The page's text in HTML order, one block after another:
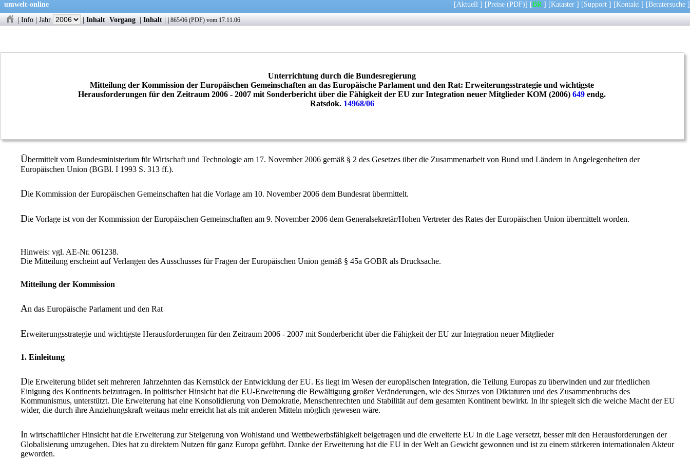
umwelt-online [Aktuell ] [Preise (PDF)] [BR ] [Kataster ] [Support ] [Kontakt ] [Beratersuche ]
| Info | Jahr | Inhalt Vorgang | Inhalt | 865/06 (PDF) vom 17.11.06
Unterrichtung durch die Bundesregierung
Mitteilung der Kommission der Europäischen Gemeinschaften an das Europäische Parlament und den Rat: Erweiterungsstrategie und wichtigste
Herausforderungen für den Zeitraum 2006 - 2007 mit Sonderbericht über die Fähigkeit der EU zur Integration neuer Mitglieder KOM (2006)649 endg.
Ratsdok. 14968/06
Übermittelt vom Bundesministerium für Wirtschaft und Technologie am 17. November 2006 gemäß § 2 des Gesetzes über die Zusammenarbeit von Bund und Ländern in Angelegenheiten der
Europäischen Union (BGBl. I 1993 S. 313 ff.).
Die Kommission der Europäischen Gemeinschaften hat die Vorlage am 10. November 2006 dem Bundesrat übermittelt.
Die Vorlage ist von der Kommission der Europäischen Gemeinschaften am 9. November 2006 dem Generalsekretär/Hohen Vertreter des Rates der Europäischen Union übermittelt worden.
Hinweis: vgl. AE-Nr. 061238.
Die Mitteilung erscheint auf Verlangen des Ausschusses für Fragen der Europäischen Union gemäß § 45a GOBR als Drucksache.
Mitteilung der Kommission
An das Europäische Parlament und den Rat
Erweiterungsstrategie und wichtigste Herausforderungen für den Zeitraum 2006 - 2007 mit Sonderbericht über die Fähigkeit der EU zur Integration neuer Mitglieder
1. Einleitung
Die Erweiterung bildet seit mehreren Jahrzehnten das Kernstück der Entwicklung der EU. Es liegt im Wesen der europäischen Integration, die Teilung Europas zu überwinden und zur friedlichen
Einigung des Kontinents beizutragen. In politischer Hinsicht hat die EU-Erweiterung die Bewältigung großer Veränderungen, wie des Sturzes von Diktaturen und des Zusammenbruchs des
Kommunismus, unterstützt. Die Erweiterung hat eine Konsolidierung von Demokratie, Menschenrechten und Stabilität auf dem gesamten Kontinent bewirkt. In ihr spiegelt sich die weiche Macht der EU
wider, die durch ihre Anziehungskraft weitaus mehr erreicht hat als mit anderen Mitteln möglich gewesen wäre.
In wirtschaftlicher Hinsicht hat die Erweiterung zur Steigerung von Wohlstand und Wettbewerbsfähigkeit beigetragen und die erweiterte EU in die Lage versetzt, besser mit den Herausforderungen der
Globalisierung umzugehen. Dies hat zu direktem Nutzen für ganz Europa geführt. Danke der Erweiterung hat die EU in der Welt an Gewicht gewonnen und ist zu einem stärkeren internationalen Akteur
geworden.